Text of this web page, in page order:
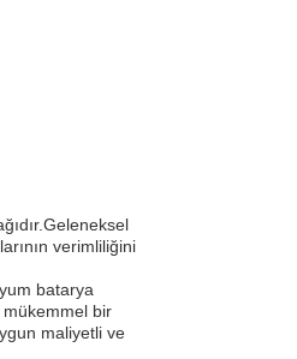
verimliliğini
batarya
mükemmel bir
maliyetli ve